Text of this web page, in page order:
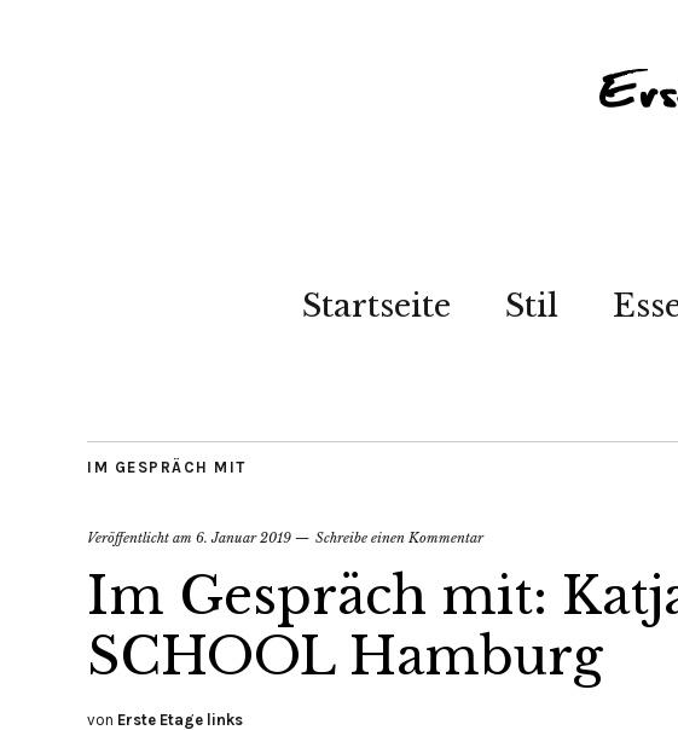
Startseite Stil
IM GESPRÄCH MIT
Veröffentlicht am 6. Januar 2019 Schreibe einen Kommentar
Im Gespräch mit:
SCHOOL Hamburg
von Erste Etage links